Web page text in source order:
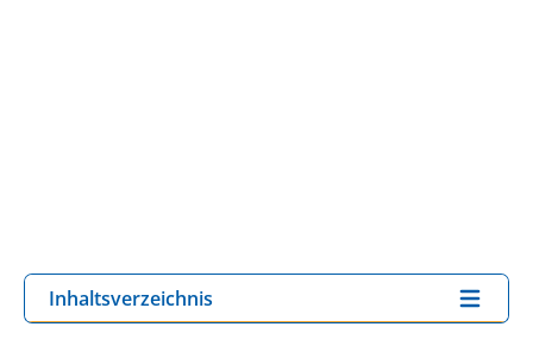
Inhaltsverzeichnis